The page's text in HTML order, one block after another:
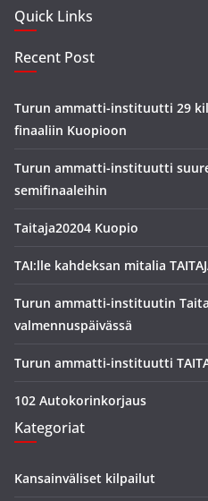
Quick Links
Recent Post
Turun ammatti-instituutti 29
finaaliin Kuopioon
Turun ammatti-instituutti
semifinaaleihin
Taitaja20204 Kuopio
TAI:lle kahdeksan mitalia
Turun ammatti-instituutin
valmennuspäivässä
Turun ammatti-instituutti
102 Autokorinkorjaus
Kategoriat
Kansainväliset kilpailut